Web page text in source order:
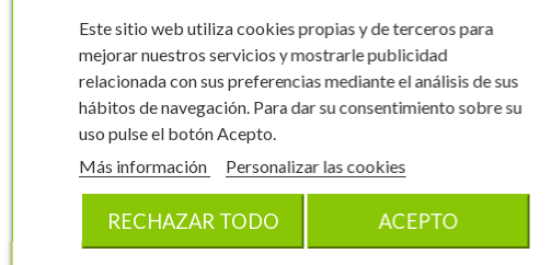
Otros productos en la misma categoría:
Este sitio web utiliza cookies propias y de terceros para
mejorar nuestros servicios y mostrarle publicidad
relacionada con sus preferencias mediante el análisis de sus
hábitos de navegación. Para dar su consentimiento sobre su
uso pulse el botón Acepto.
Más información
Personalizar las cookies
RECHAZAR TODO ACEPTO